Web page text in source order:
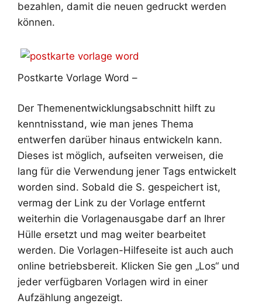
bezahlen, damit die neuen gedruckt werden
können.
Postkarte Vorlage Word –
Der Themenentwicklungsabschnitt hilft zu
kenntnisstand, wie man jenes Thema
entwerfen darüber hinaus entwickeln kann.
Dieses ist möglich, aufseiten verweisen, die
lang für die Verwendung jener Tags entwickelt
worden sind. Sobald die S. gespeichert ist,
vermag der Link zu der Vorlage entfernt
weiterhin die Vorlagenausgabe darf an Ihrer
Hülle ersetzt und mag weiter bearbeitet
werden. Die Vorlagen-Hilfeseite ist auch auch
online betriebsbereit. Klicken Sie gen „Los“ und
jeder verfügbaren Vorlagen wird in einer
Aufzählung angezeigt.